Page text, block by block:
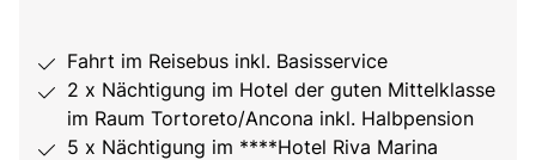
Fahrt im Reisebus inkl. Basisservice
2 x Nächtigung im Hotel der guten Mittelklasse
im Raum Tortoreto/Ancona inkl. Halbpension
5 x Nächtigung im ****Hotel Riva Marina